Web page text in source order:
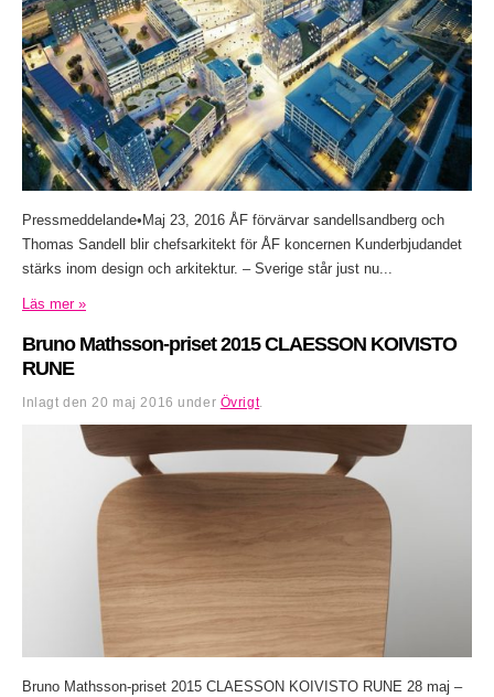
Pressmeddelande•Maj 23, 2016 ÅF förvärvar sandellsandberg och
Thomas Sandell blir chefsarkitekt för ÅF koncernen Kunderbjudandet
stärks inom design och arkitektur. – Sverige står just nu...
Läs mer »
Bruno Mathsson-priset 2015 CLAESSON KOIVISTO
RUNE
Inlagt den 20 maj 2016 under Övrigt.
Bruno Mathsson-priset 2015 CLAESSON KOIVISTO RUNE 28 maj –